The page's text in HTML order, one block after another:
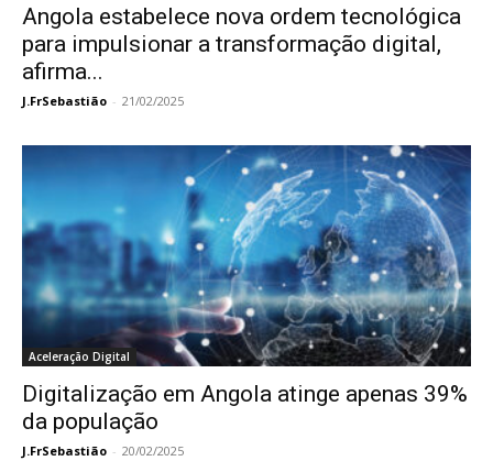
Angola estabelece nova ordem tecnológica
para impulsionar a transformação digital,
afirma...
J.FrSebastião - 21/02/2025
Aceleração Digital
Digitalização em Angola atinge apenas 39%
da população
J.FrSebastião - 20/02/2025